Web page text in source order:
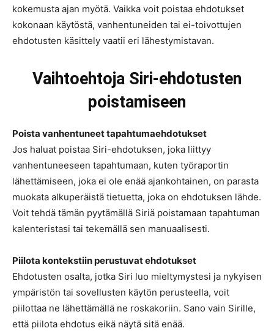
kokemusta ajan myötä. Vaikka voit poistaa ehdotukset
kokonaan käytöstä, vanhentuneiden tai ei-toivottujen
ehdotusten käsittely vaatii eri lähestymistavan.
Vaihtoehtoja Siri-ehdotusten
poistamiseen
Poista vanhentuneet tapahtumaehdotukset
Jos haluat poistaa Siri-ehdotuksen, joka liittyy
vanhentuneeseen tapahtumaan, kuten työraportin
lähettämiseen, joka ei ole enää ajankohtainen, on parasta
muokata alkuperäistä tietuetta, joka on ehdotuksen lähde.
Voit tehdä tämän pyytämällä Siriä poistamaan tapahtuman
kalenteristasi tai tekemällä sen manuaalisesti.
Piilota kontekstiin perustuvat ehdotukset
Ehdotusten osalta, jotka Siri luo mieltymystesi ja nykyisen
ympäristön tai sovellusten käytön perusteella, voit
piilottaa ne lähettämällä ne roskakoriin. Sano vain Sirille,
että piilota ehdotus eikä näytä sitä enää.